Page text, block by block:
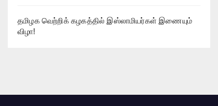
தமிழக வெற்றிக் கழகத்தில் இஸ்லாமியர்கள் இணையும்
விழா!